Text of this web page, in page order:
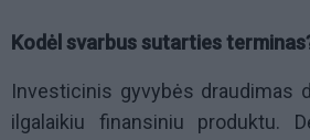
Kodėl svarbus sutarties
Investicinis gyvybės draudimas
ilgalaikiu finansiniu produktu.